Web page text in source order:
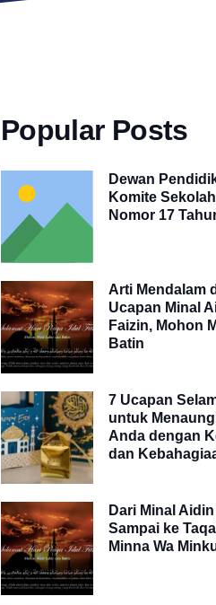
Popular Posts
Dewan
Komite
Nomor 17
Arti Mendalam
Ucapan Minal
Faizin, Mohon
Batin
7 Ucapan
untuk
Anda dengan
dan
Dari Minal
Sampai ke
Minna Wa